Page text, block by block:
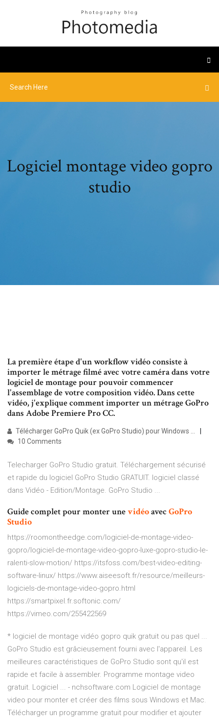
Logiciel montage video gopro
studio
La première étape d'un workflow vidéo consiste à
importer le métrage filmé avec votre caméra dans votre
logiciel de montage pour pouvoir commencer
l'assemblage de votre composition vidéo. Dans cette
vidéo, j'explique comment importer un métrage GoPro
dans Adobe Premiere Pro CC.
Télécharger GoPro Quik (ex GoPro Studio) pour Windows ...
10 Comments
Telecharger GoPro Studio gratuit. Téléchargement sécurisé
et rapide du logiciel GoPro Studio GRATUIT. logiciel classé
dans Vidéo - Edition/Montage. GoPro Studio ...
Guide complet pour monter unevidéoavec GoPro
Studio
https://roomontheedge.com/logiciel-de-montage-video-
gopro/logiciel-de-montage-video-gopro-luxe-gopro-studio-le-
ralenti-slow-motion/ https://itsfoss.com/best-video-editing-
software-linux/ https://www.aiseesoft.fr/resource/meilleurs-
logiciels-de-montage-video-gopro.html
https://smartpixel.fr.softonic.com/
https://vimeo.com/255422569
* logiciel de montage vidéo gopro quik gratuit ou pas quel ...
GoPro Studio est grâcieusement fourni avec l'appareil. Les
meilleures caractéristiques de GoPro Studio sont qu'il est
rapide et facile à assembler. Programme montage video
gratuit. Logiciel ... - nchsoftware.com Logiciel de montage
video pour monter et créer des films sous Windows et Mac.
Télécharger un programme gratuit pour modifier et ajouter